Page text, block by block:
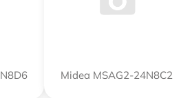
Midea MSAG2-24N8C2